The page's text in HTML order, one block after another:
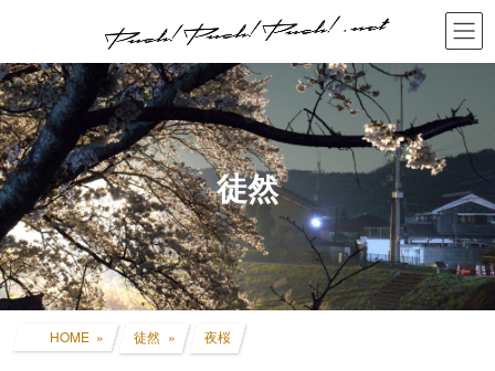
ン
ツ
へ
ス
キ
ッ
ー
シ
ョ
ン
に
移
徒然
HOME 徒然 夜桜